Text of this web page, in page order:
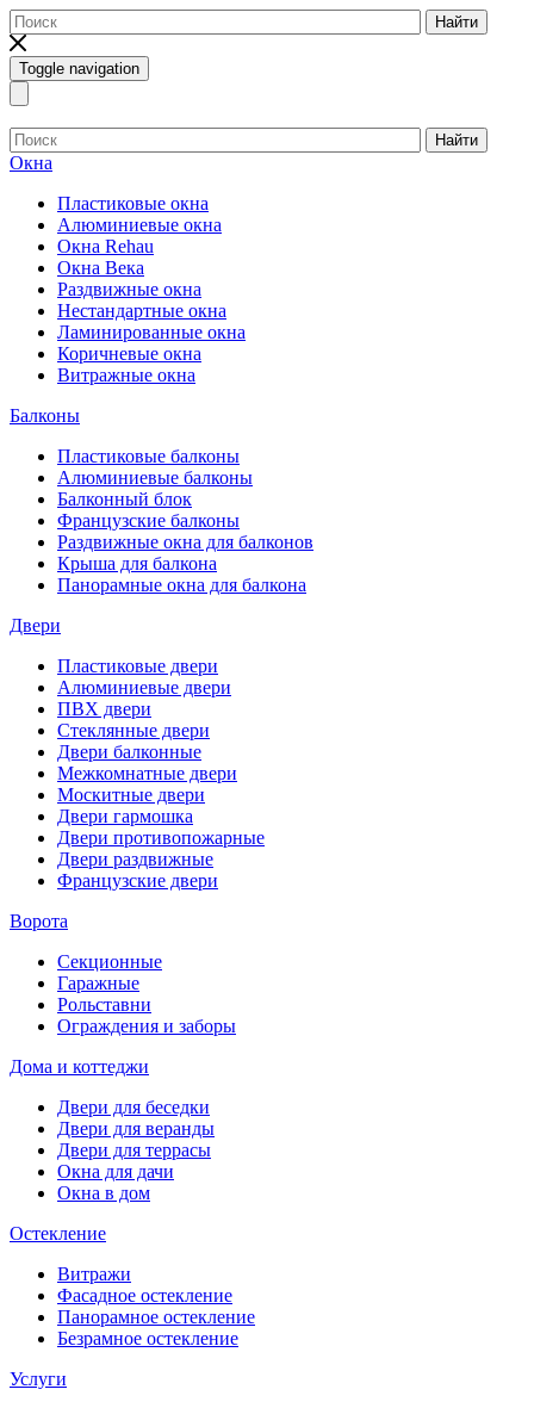
Найти
Toggle navigation
Найти
Окна
Пластиковые окна
Алюминиевые окна
Окна Rehau
Окна Века
Раздвижные окна
Нестандартные окна
Ламинированные окна
Коричневые окна
Витражные окна
Балконы
Пластиковые балконы
Алюминиевые балконы
Балконный блок
Французские балконы
Раздвижные окна для балконов
Крыша для балкона
Панорамные окна для балкона
Двери
Пластиковые двери
Алюминиевые двери
ПВХ двери
Стеклянные двери
Двери балконные
Межкомнатные двери
Москитные двери
Двери гармошка
Двери противопожарные
Двери раздвижные
Французские двери
Ворота
Секционные
Гаражные
Рольставни
Ограждения и заборы
Дома и коттеджи
Двери для беседки
Двери для веранды
Двери для террасы
Окна для дачи
Окна в дом
Остекление
Витражи
Фасадное остекление
Панорамное остекление
Безрамное остекление
Услуги